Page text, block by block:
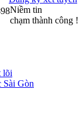
Niềm tin
chạm thành công !
lõi
Sài Gòn